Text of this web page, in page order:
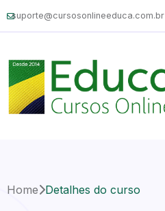
suporte@cursosonlineeduca.com.br
Home Detalhes do curso